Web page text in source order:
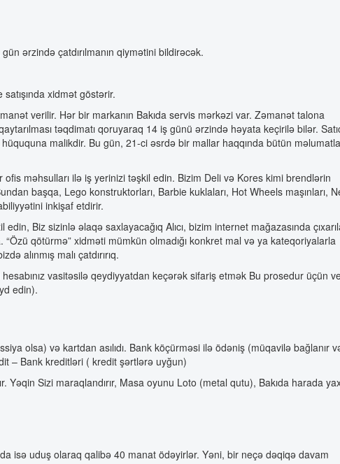
ərzində çatdırılmanın qiymətini bildirəcək.
xidmət göstərir.
verilir. Hər bir markanın Bakıda servis mərkəzi var. Zəmanət talona
təqdimatı qoruyaraq 14 iş günü ərzində həyata keçirilə bilər.
malikdir. Bu gün, 21-ci əsrdə bir mallar haqqında bütün
məhsulları ilə iş yerinizi təşkil edin. Bizim Deli və Kores kimi brendlərin
başqa, Lego konstruktorları, Barbie kuklaları, Hot Wheels maşınları,
inkişaf etdirir.
Biz sizinlə əlaqə saxlayacağıq Alıcı, bizim internet mağazasında
qötürmə” xidməti mümkün olmadığı konkret mal və ya kateqoriyalarla
alınmış malı çatdırırıq.
vasitəsilə qeydiyyatdan keçərək sifariş etmək Bu prosedur üçün
edin).
olsa) və kartdan asılıdı. Bank köçürməsi ilə ödəniş (müqavilə bağlanır
– Bank kreditləri ( kredit şərtlərə uyğun)
Sizi maraqlandırır, Masa oyunu Loto (metal qutu), Bakıda harada
isə uduş olaraq qalibə 40 manat ödəyirlər. Yəni, bir neçə dəqiqə davam